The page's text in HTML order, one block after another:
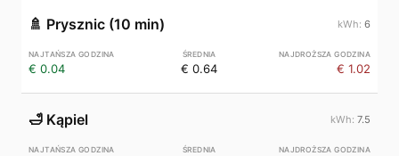
🚿 Prysznic (10 min) 6
€ 0.04 € 0.64 € 1.02
🛁 Kąpiel 7.5